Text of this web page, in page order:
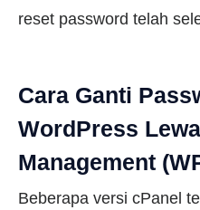
reset password telah
Cara Ganti
WordPress
Management
Beberapa versi cPanel